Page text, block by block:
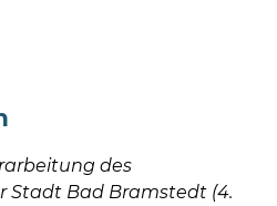
des
Stadt Bad Bramstedt (4.